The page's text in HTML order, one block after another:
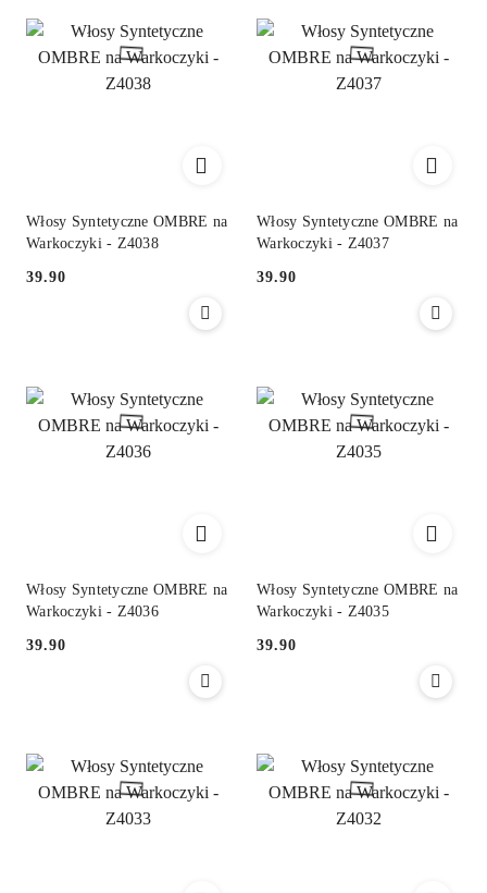
Włosy Syntetyczne OMBRE na
Warkoczyki - Z4038
39.90
Włosy Syntetyczne OMBRE na
Warkoczyki - Z4037
39.90
Włosy Syntetyczne OMBRE na
Warkoczyki - Z4036
Cena:
39.90
Włosy Syntetyczne OMBRE na
Warkoczyki - Z4035
Cena:
39.90